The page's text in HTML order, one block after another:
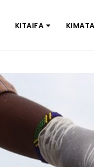
KITAIFA